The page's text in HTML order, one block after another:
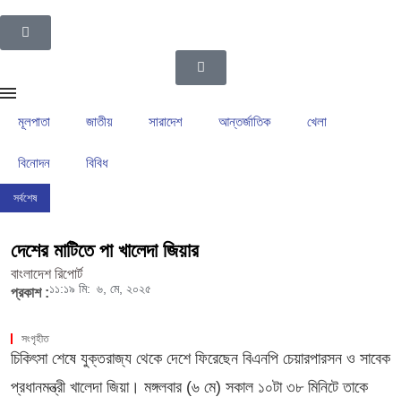
মূলপাতা জাতীয় সারাদেশ আন্তর্জাতিক খেলা
বিনোদন বিবিধ
সর্বশেষ
দেশের মাটিতে পা খালেদা জিয়ার
বাংলাদেশ রিপোর্ট
প্রকাশ :১১:১৯ মি: ৬, মে, ২০২৫
সংগৃহীত
চিকিৎসা শেষে যুক্তরাজ্য থেকে দেশে ফিরেছেন বিএনপি চেয়ারপারসন ও সাবেক
প্রধানমন্ত্রী খালেদা জিয়া। মঙ্গলবার (৬ মে) সকাল ১০টা ৩৮ মিনিটে তাকে